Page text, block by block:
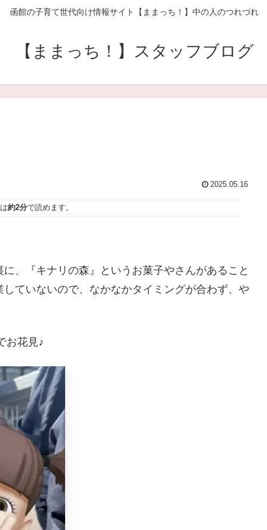
函館の子育て世代向け情報サイト【ままっち！】中の人のつれづれ
【ままっち！】スタッフブログ
2025.05.16
約2分で読めます。
、『キナリの森』というお菓子やさんがあること
ていないので、なかなかタイミングが合わず、や
お花見♪